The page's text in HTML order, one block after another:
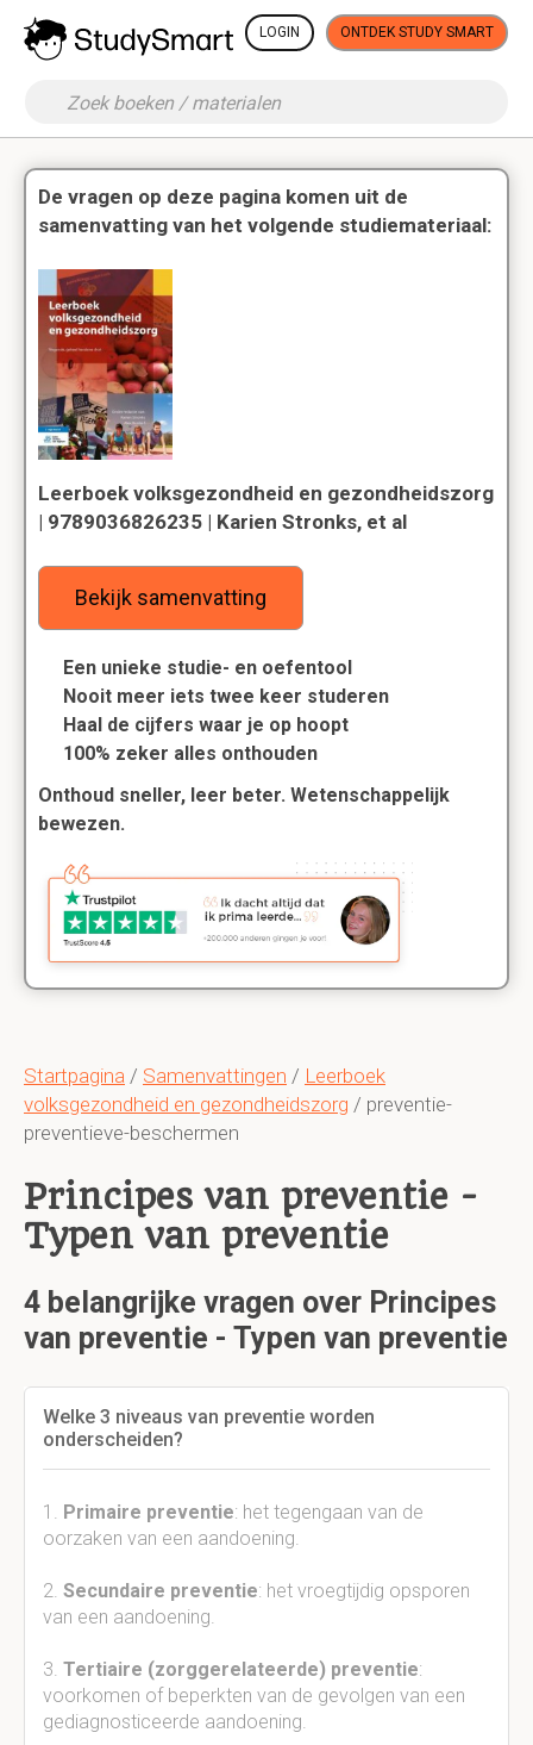
LOGIN ONTDEK STUDY SMART
Startpagina / Samenvattingen / Leerboek
volksgezondheid en gezondheidszorg / preventie-
preventieve-beschermen
Principes van preventie -
Typen van preventie
4 belangrijke vragen over Principes
van preventie - Typen van preventie
Welke 3 niveaus van preventie worden
onderscheiden?
1. Primaire preventie: het tegengaan van de
oorzaken van een aandoening.
2. Secundaire preventie: het vroegtijdig opsporen
van een aandoening.
3. Tertiaire (zorggerelateerde) preventie:
voorkomen of beperkten van de gevolgen van een
gediagnosticeerde aandoening.
De vragen op deze pagina komen uit de
samenvatting van het volgende studiemateriaal:
Leerboek volksgezondheid en gezondheidszorg
| 9789036826235 | Karien Stronks, et al
Bekijk samenvatting
Een unieke studie- en oefentool
Nooit meer iets twee keer studeren
Haal de cijfers waar je op hoopt
100% zeker alles onthouden
Onthoud sneller, leer beter. Wetenschappelijk
bewezen.